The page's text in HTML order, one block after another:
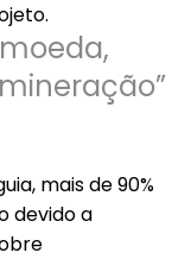
mais de 90%
devido a